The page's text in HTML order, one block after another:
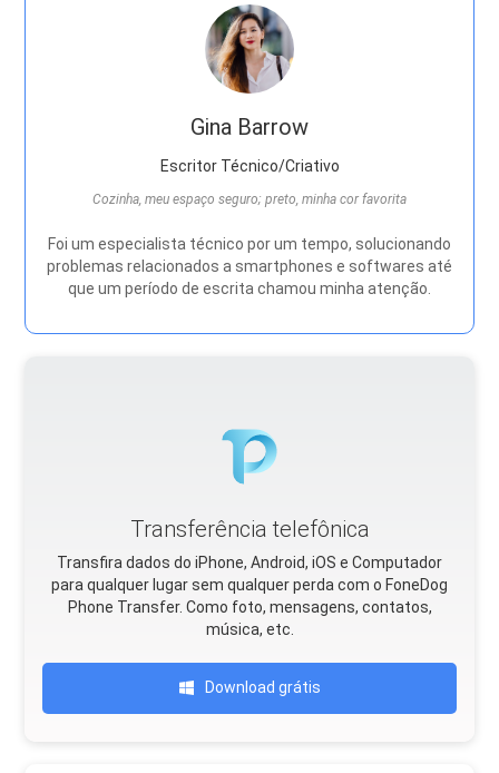
Gina Barrow
Escritor Técnico/Criativo
Cozinha, meu espaço seguro; preto, minha cor favorita
Foi um especialista técnico por um tempo, solucionando
problemas relacionados a smartphones e softwares até
que um período de escrita chamou minha atenção.
Transferência telefônica
Transfira dados do iPhone, Android, iOS e Computador
para qualquer lugar sem qualquer perda com o FoneDog
Phone Transfer. Como foto, mensagens, contatos,
música, etc.
Download grátis